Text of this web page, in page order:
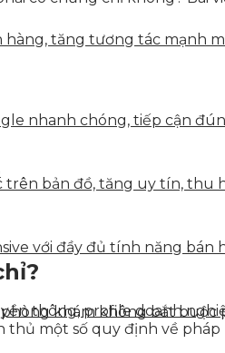
tăng tương tác mạnh
nhanh chóng, tiếp cận
bản đồ, tăng uy tín, thu
với đầy đủ tính năng bán
thông, profile doanh
khám không bắt
một số quy định về pháp